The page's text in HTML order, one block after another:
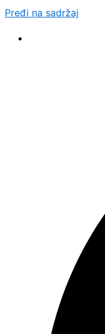
Pređi na sadržaj